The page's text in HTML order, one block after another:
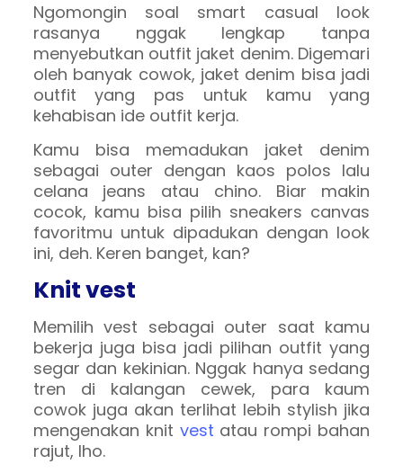
Ngomongin soal smart casual look
rasanya nggak lengkap tanpa
menyebutkan outfit jaket denim. Digemari
oleh banyak cowok, jaket denim bisa jadi
outfit yang pas untuk kamu yang
kehabisan ide outfit kerja.
Kamu bisa memadukan jaket denim
sebagai outer dengan kaos polos lalu
celana jeans atau chino. Biar makin
cocok, kamu bisa pilih sneakers canvas
favoritmu untuk dipadukan dengan look
ini, deh. Keren banget, kan?
Knit vest
Memilih vest sebagai outer saat kamu
bekerja juga bisa jadi pilihan outfit yang
segar dan kekinian. Nggak hanya sedang
tren di kalangan cewek, para kaum
cowok juga akan terlihat lebih stylish jika
mengenakan knit vest atau rompi bahan
rajut, lho.